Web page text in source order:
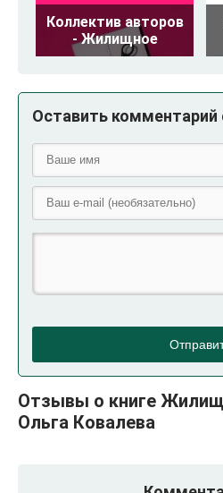
Коллектив авторов
- Жилищное
Оставить комментарий
Отзывы о книге
Ольга Ковалева